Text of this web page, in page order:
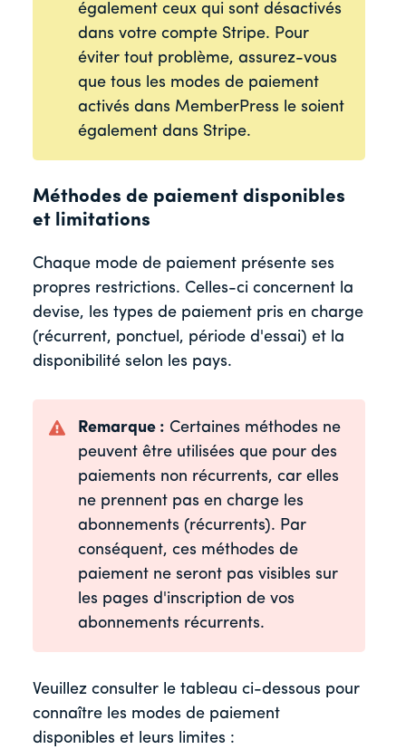
également ceux qui sont désactivés
dans votre compte Stripe. Pour
éviter tout problème, assurez-vous
que tous les modes de paiement
activés dans MemberPress le soient
également dans Stripe.
Méthodes de paiement disponibles
et limitations
Chaque mode de paiement présente ses
propres restrictions. Celles-ci concernent la
devise, les types de paiement pris en charge
(récurrent, ponctuel, période d'essai) et la
disponibilité selon les pays.
Remarque : Certaines méthodes ne
peuvent être utilisées que pour des
paiements non récurrents, car elles
ne prennent pas en charge les
abonnements (récurrents). Par
conséquent, ces méthodes de
paiement ne seront pas visibles sur
les pages d'inscription de vos
abonnements récurrents.
Veuillez consulter le tableau ci-dessous pour
connaître les modes de paiement
disponibles et leurs limites :